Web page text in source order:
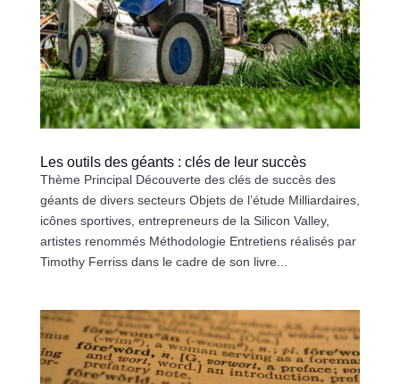
Les outils des géants : clés de leur succès
Thème Principal Découverte des clés de succès des
géants de divers secteurs Objets de l’étude Milliardaires,
icônes sportives, entrepreneurs de la Silicon Valley,
artistes renommés Méthodologie Entretiens réalisés par
Timothy Ferriss dans le cadre de son livre...